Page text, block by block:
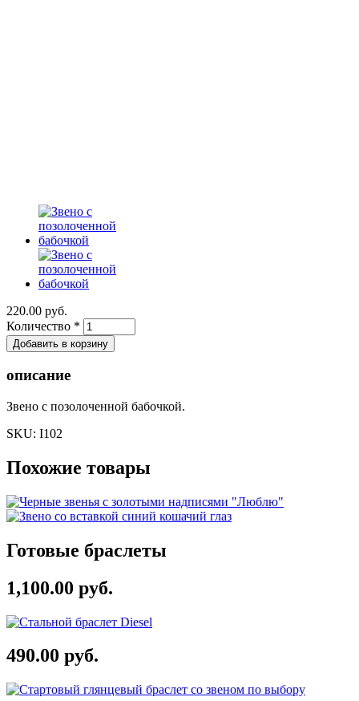
220.00 руб.
Количество *
описание
Звено с позолоченной бабочкой.
SKU: I102
Похожие товары
Готовые браслеты
1,100.00 руб.
490.00 руб.